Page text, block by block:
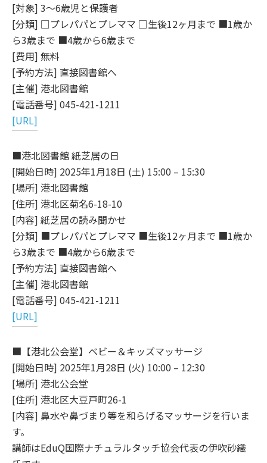
[対象] 3～6歳児と保護者
[分類] □プレパパとプレママ □生後12ヶ月まで ■1歳か
ら3歳まで ■4歳から6歳まで
[費用] 無料
[予約方法] 直接図書館へ
[主催] 港北図書館
[電話番号] 045-421-1211
[URL]
■港北図書館 紙芝居の日
[開始日時] 2025年1月18日 (土) 15:00 – 15:30
[場所] 港北図書館
[住所] 港北区菊名6-18-10
[内容] 紙芝居の読み聞かせ
[分類] ■プレパパとプレママ ■生後12ヶ月まで ■1歳か
ら3歳まで ■4歳から6歳まで
[予約方法] 直接図書館へ
[主催] 港北図書館
[電話番号] 045-421-1211
[URL]
■【港北公会堂】ベビー＆キッズマッサージ
[開始日時] 2025年1月28日 (火) 10:00 – 12:30
[場所] 港北公会堂
[住所] 港北区大豆戸町26-1
[内容] 鼻水や鼻づまり等を和らげるマッサージを行いま
す。
講師はEduQ国際ナチュラルタッチ協会代表の伊吹砂織